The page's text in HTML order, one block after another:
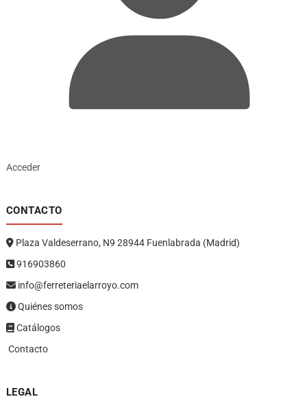
Acceder
CONTACTO
Plaza Valdeserrano, N9 28944 Fuenlabrada (Madrid)
916903860
info@ferreteriaelarroyo.com
Quiénes somos
Catálogos
Contacto
LEGAL